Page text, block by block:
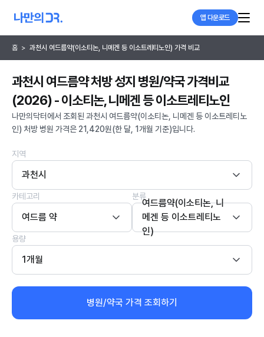
앱 다운로드
홈 > 과천시 여드름약(이소티논, 니메겐 등 이소트레티노인) 가격 비교
과천시 여드름약 처방 성지 병원/약국 가격비교
(2026) - 이소티논, 니메겐 등 이소트레티노인
나만의닥터에서 조회된 과천시 여드름약(이소티논, 니메겐 등 이소트레티노
인) 처방 병원 가격은 21,420원(한 달, 1개월 기준)입니다.
지역
과천시
카테고리
여드름 약
분류
여드름약(이소티논, 니
메겐 등 이소트레티노
인)
용량
1개월
병원/약국 가격 조회하기